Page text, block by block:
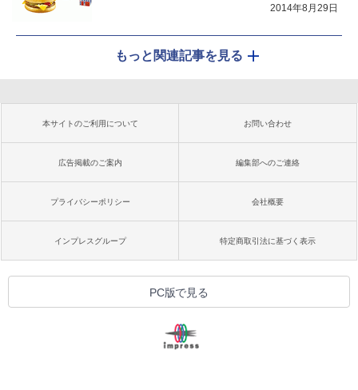
2014年8月29日
もっと関連記事を見る
本サイトのご利用について お問い合わせ
広告掲載のご案内 編集部へのご連絡
プライバシーポリシー 会社概要
インプレスグループ 特定商取引法に基づく表示
PC版で見る